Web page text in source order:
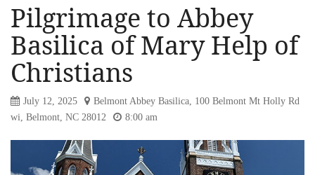
Pilgrimage to Abbey
Basilica of Mary Help of
Christians
July 12, 2025
Belmont Abbey Basilica, 100 Belmont Mt Holly Rd
wi, Belmont, NC 28012
8:00 am